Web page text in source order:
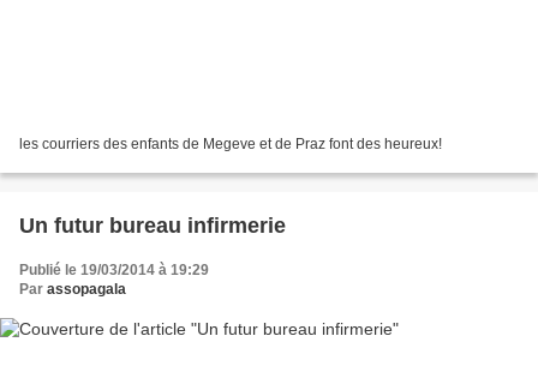
les courriers des enfants de Megeve et de Praz font des heureux!
Un futur bureau infirmerie
Publié le 19/03/2014 à 19:29
Par assopagala